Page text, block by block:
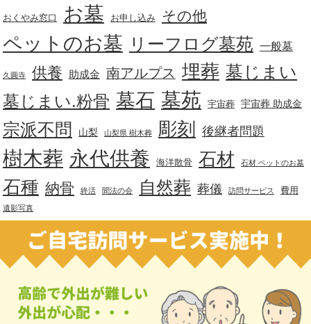
おくやみ窓口 お墓 お申し込み その他
ペットのお墓 リーフログ墓苑 一般墓
久圓寺 供養 助成金 南アルプス 埋葬 墓じまい
墓じまい.粉骨 墓石 墓苑 宇宙葬 宇宙葬 助成金
宗派不問 山梨 山梨県 樹木葬 彫刻 後継者問題
樹木葬 永代供養 海洋散骨 石材 石材 ペットのお墓
石種 納骨 終活 聞法の会 自然葬 葬儀 訪問サービス 費用
遺影写真